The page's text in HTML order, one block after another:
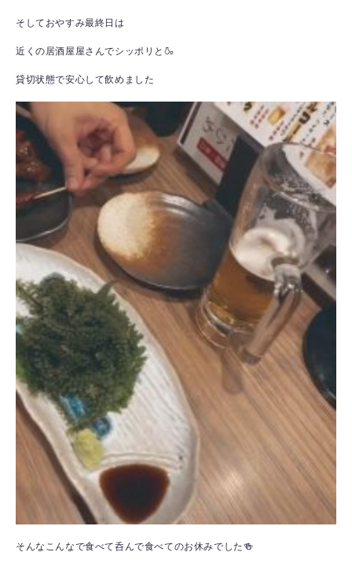
そしておやすみ最終日は
近くの居酒屋屋さんでシッポリと🍶
貸切状態で安心して飲めました
そんなこんなで食べて呑んで食べてのお休みでした🍻